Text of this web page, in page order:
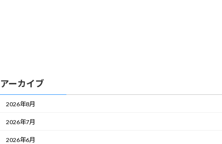
アーカイブ
2026年8月
2026年7月
2026年6月